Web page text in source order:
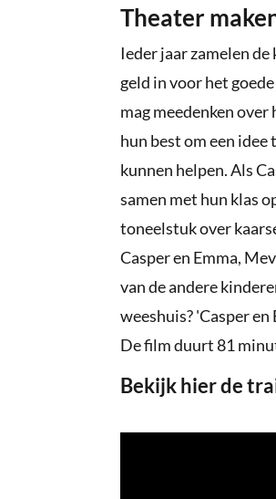
Theater
Ieder jaar zamelen
geld in voor het
mag meedenken over
hun best om een
kunnen helpen. Als
samen met hun klas
toneelstuk over
Casper en Emma,
van de andere
weeshuis? 'Casper
De film duurt 81
Bekijk hier de